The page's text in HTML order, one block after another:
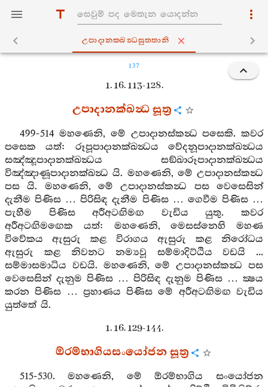
උපාදානක‍්ඛන්‍ධසුත‍්තානි
137
1. 16. 113-128.
උපාදානක්ඛන්‍ධ සූත්‍ර
499-514 මහණෙනි, මේ උපාදානස්කන්‍ධ පසෙකි. කවර
පසෙක යත්: රූපූපාදානක්ඛන්‍ධය වේදනූපාදානක්ඛන්‍ධය
සඤ්ඤූපාදානක්ඛන්‍ධය සඞ්ඛාරූපාදානක්ඛන්‍ධය
විඤ්ඤාණූපාදානක්ඛන්‍ධ යි. මහණෙනි, මේ උපාදානස්කන්‍ධ
පස යි. මහණෙනි, මේ උපාදානස්කන්‍ධ පස වෙසෙසින්
දැනීම පිණිස … පිරිසිඳ දැනීම පිණිස … ගෙවීම පිණිස …
පැහීම පිණිස අරීඅටඟිමඟ වැඩිය යුතු. කවර
අරීඅටඟිමඟෙක යත්: මහණෙනි, මෙසස්නෙහි මහණ
විවේකය ඇසුරු කළ විරාගය ඇසුරු කළ නිරෝධය
ඇසුරු කළ නිවනට නම්‍යවූ සම්මාදිට්ඨිය වඩයි ...
සම්මාසමාධිය වඩයි. මහණෙනි, මේ උපාදානස්කන්‍ධ පස
වෙසෙසින් දැනුම පිණිස … පිරිසිඳ දැනුම පිණිස … ක්‍ෂය
කරන පිණිස … ප්‍රහාණය පිණිස මේ අරීඅටඟිමඟ වැඩිය
යුත්තේ යි.
1. 16. 129-144.
ඕරම්භාගියසංයෝජන සූත්‍ර
515-530. මහණෙනි, මේ ඕරම්භාගිය සංයෝජන